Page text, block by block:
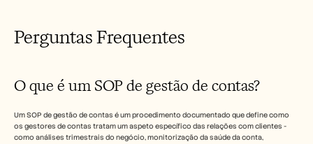
Perguntas Frequentes
O que é um SOP de gestão de contas?
Um SOP de gestão de contas é um procedimento documentado que define como
os gestores de contas tratam um aspeto específico das relações com clientes -
como análises trimestrais do negócio, monitorização da saúde da conta,